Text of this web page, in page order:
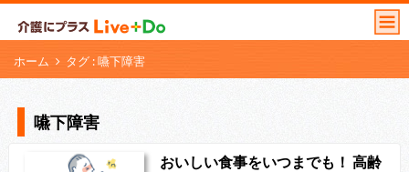
ホーム タグ : 嚥下障害
嚥下障害
おいしい食事をいつまでも！ 高齢